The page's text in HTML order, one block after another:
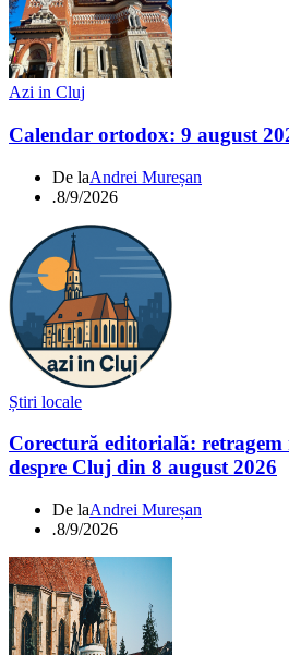
Azi in Cluj
Calendar ortodox: 9 august
De laAndrei Mureșan
.8/9/2026
Știri locale
Corectură editorială: retragem
despre Cluj din 8 august 2026
De laAndrei Mureșan
.8/9/2026